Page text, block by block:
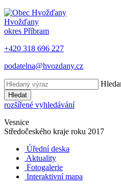
Hvožďany
okres Příbram
+420 318 696 227
podatelna@hvozdany.cz
Hledat
rozšířené vyhledávání
Vesnice
Středočeského kraje roku 2017
Úřední deska
Aktuality
Fotogalerie
Interaktivní mapa